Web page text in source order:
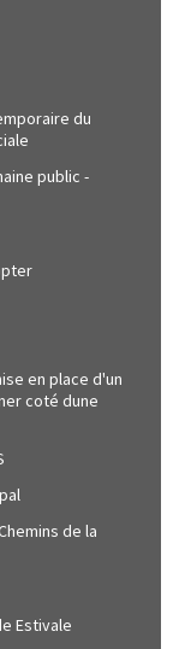
du
public -
en place d'un
coté dune
de la
Estivale